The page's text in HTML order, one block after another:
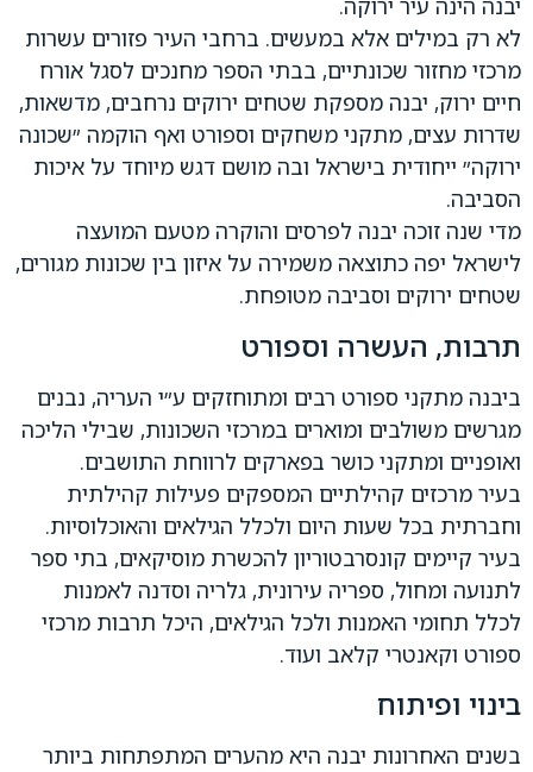
יבנה הינה עיר ירוקה.
לא רק במילים אלא במעשים. ברחבי העיר פזורים עשרות
מרכזי מחזור שכונתיים, בבתי הספר מחנכים לסגל אורח
חיים ירוק, יבנה מספקת שטחים ירוקים נרחבים, מדשאות,
שדרות עצים, מתקני משחקים וספורט ואף הוקמה ״שכונה
ירוקה״ ייחודית בישראל ובה מושם דגש מיוחד על איכות
הסביבה.
מדי שנה זוכה יבנה לפרסים והוקרה מטעם המועצה
לישראל יפה כתוצאה משמירה על איזון בין שכונות מגורים,
שטחים ירוקים וסביבה מטופחת.
תרבות, העשרה וספורט
ביבנה מתקני ספורט רבים ומתוחזקים ע״י העריה, נבנים
מגרשים משולבים ומוארים במרכזי השכונות, שבילי הליכה
ואופניים ומתקני כושר בפארקים לרווחת התושבים.
בעיר מרכזים קהילתיים המספקים פעילות קהילתית
וחברתית בכל שעות היום ולכלל הגילאים והאוכלוסיות.
בעיר קיימים קונסרבטוריון להכשרת מוסיקאים, בתי ספר
לתנועה ומחול, ספריה עירונית, גלריה וסדנה לאמנות
לכלל תחומי האמנות ולכל הגילאים, היכל תרבות מרכזי
ספורט וקאנטרי קלאב ועוד.
בינוי ופיתוח
בשנים האחרונות יבנה היא מהערים המתפתחות ביותר